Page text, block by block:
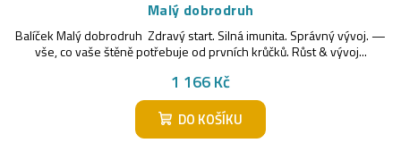
Malý dobrodruh
1 166 Kč
DO KOŠÍKU
Balíček Malý dobrodruh Zdravý start. Silná imunita. Správný vývoj. —
vše, co vaše štěně potřebuje od prvních krůčků. Růst & vývoj...